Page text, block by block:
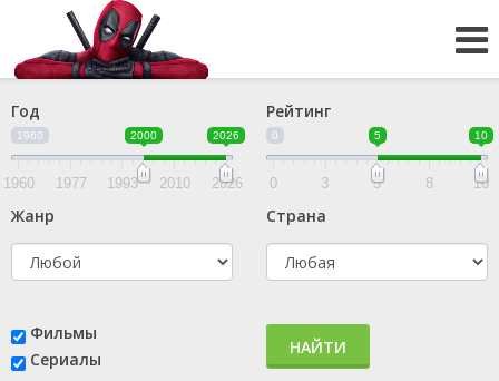
Год
1960 2000 2026
1960 1977 1993 2010 2026
Рейтинг
0 5 10
0 3 5 8 10
Жанр Страна
Фильмы
Сериалы
НАЙТИ